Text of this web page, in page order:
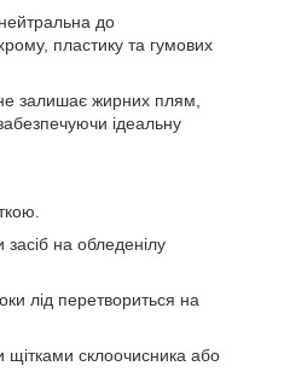
до
пластику та гумових
залишає жирних плям,
ідеальну
на обледенілу
лід перетвориться на
склоочисника або